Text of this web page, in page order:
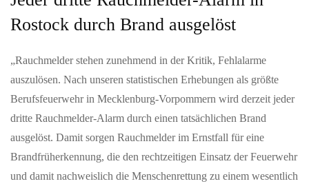
Rostock durch Brand ausgelöst
„Rauchmelder stehen zunehmend in der Kritik, Fehlalarme
auszulösen. Nach unseren statistischen Erhebungen als größte
Berufsfeuerwehr in Mecklenburg-Vorpommern wird derzeit jeder
dritte Rauchmelder-Alarm durch einen tatsächlichen Brand
ausgelöst. Damit sorgen Rauchmelder im Ernstfall für eine
Brandfrüherkennung, die den rechtzeitigen Einsatz der Feuerwehr
und damit nachweislich die Menschenrettung zu einem wesentlich